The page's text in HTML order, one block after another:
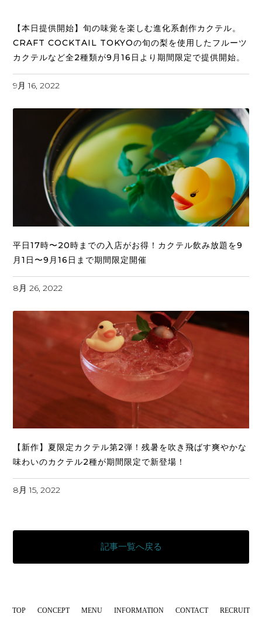
【本日提供開始】旬の味覚を楽しむ進化系創作カクテル。
CRAFT COCKTAIL TOKYOの旬の梨を使用したフルーツ
カクテルなど全2種類が9月16日より期間限定で提供開始。
9月 16, 2022
平日17時〜20時までの入店がお得！カクテル飲み放題を9
月1日〜9月16日まで期間限定開催
8月 26, 2022
【新作】夏限定カクテル第2弾！残暑を吹き飛ばす爽やかな
味わいのカクテル2種が期間限定で新登場！
8月 15, 2022
記事一覧へ戻る
TOP CONCEPT MENU INFORMATION CONTACT RECRUIT